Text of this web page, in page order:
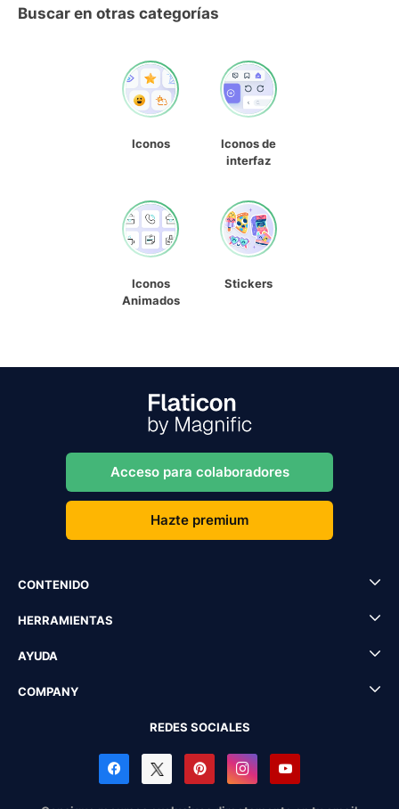
Buscar en otras categorías
Iconos
Iconos de
interfaz
Iconos
Animados
Stickers
Acceso para colaboradores
Hazte premium
CONTENIDO
HERRAMIENTAS
AYUDA
COMPANY
REDES SOCIALES